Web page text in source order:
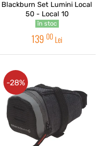
Blackburn Set Lumini Local
50 - Local 10
în stoc
139 00 Lei
-28%